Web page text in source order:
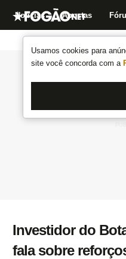
Usamos cookies para
site você concorda com a
Notícias Apostas
Investidor do
fala sobre